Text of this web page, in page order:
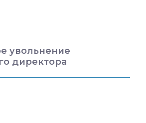
увольнение
директора